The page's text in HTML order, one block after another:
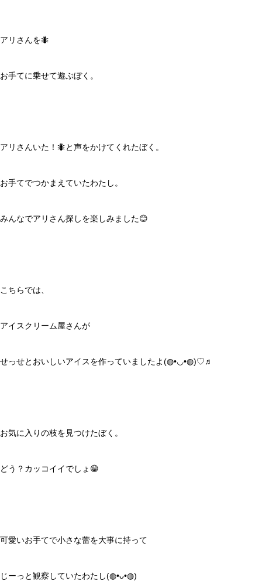
アリさんを🐜
お手てに乗せて遊ぶぼく。
アリさんいた！🐜と声をかけてくれたぼく。
お手てでつかまえていたわたし。
みんなでアリさん探しを楽しみました😊
こちらでは、
アイスクリーム屋さんが
せっせとおいしいアイスを作っていましたよ(◍•◡•◍)♡♬
お気に入りの枝を見つけたぼく。
どう？カッコイイでしょ😁
可愛いお手てで小さな蕾を大事に持って
じーっと観察していたわたし(◍•ᴗ•◍)